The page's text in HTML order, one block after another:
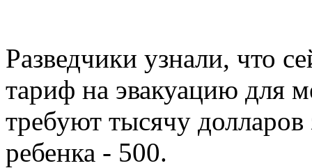
Разведчики узнали, что
тариф на эвакуацию для
требуют тысячу долларов
ребенка - 500.